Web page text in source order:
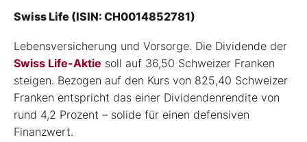
Swiss Life (ISIN: CH0014852781)
Lebensversicherung und Vorsorge. Die Dividende der
Swiss Life-Aktie soll auf 36,50 Schweizer Franken
steigen. Bezogen auf den Kurs von 825,40 Schweizer
Franken entspricht das einer Dividendenrendite von
rund 4,2 Prozent – solide für einen defensiven
Finanzwert.